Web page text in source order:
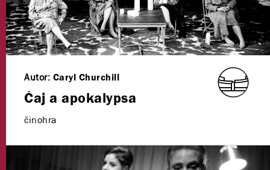
Autor: Caryl Churchill
Čaj a apokalypsa
činohra